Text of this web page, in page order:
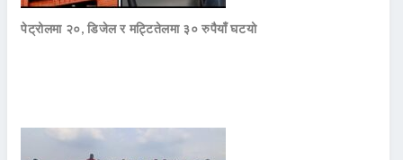
पेट्रोलमा २०, डिजेल र मट्टितेलमा ३० रुपैयाँ घटयो